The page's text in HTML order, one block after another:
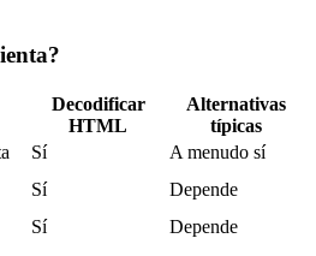
Decodificar
HTML
Alternativas
típicas
Sí
A menudo sí
Sí
Depende
Sí Depende